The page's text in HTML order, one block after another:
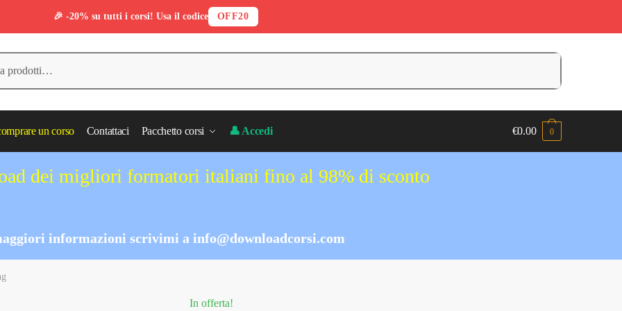
un corso Contattaci Pacchetto corsi 👤 Accedi €0.00 0
dei migliori formatori italiani fino al 98% di sconto
informazioni scrivimi a info@downloadcorsi.com
In offerta!
🎉 -20% su tutti i corsi! Usa il codice OFF20